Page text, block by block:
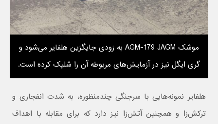
موشک AGM-179 JAGM به زودی جایگزین هلفایر می‌شود و
گری ایگل نیز در آزمایش‌های مربوطه آن را شلیک کرده است.
هلفایر نمونه‌هایی با سرجنگی چندمنظوره، به شدت انفجاری و
ترکش‌زا و همچنین آتش‌زا نیز دارد که برای مقابله با اهداف